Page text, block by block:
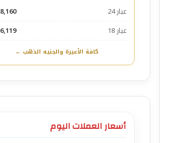
عيار 24
8,160 ج.م
عيار 18
6,119 ج.م
كافة الأعيرة والجنيه الذهب ←
أسعار العملات اليوم